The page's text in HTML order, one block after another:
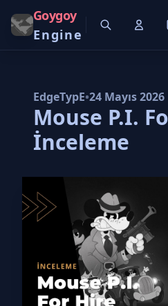
Goygoy
Engine
EdgeTypE•24 Mayıs
Mouse P.I.
İnceleme